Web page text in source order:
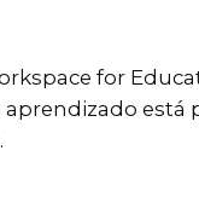
for
está